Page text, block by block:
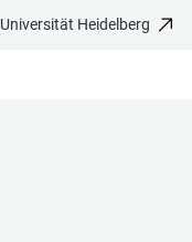
Universität Heidelberg